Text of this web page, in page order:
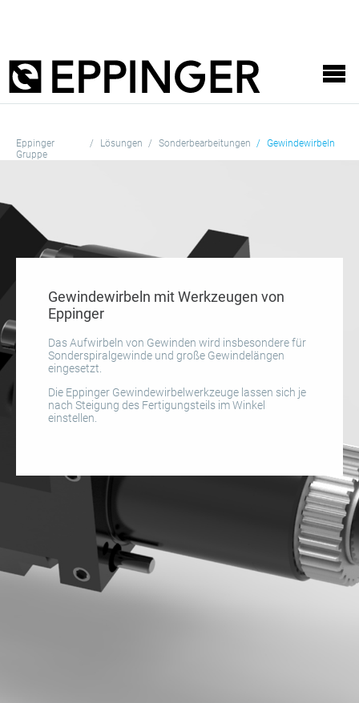
Eppinger
Gruppe
Lösungen Sonderbearbeitungen Gewindewirbeln
Gewindewirbeln mit Werkzeugen von
Eppinger
Das Aufwirbeln von Gewinden wird insbesondere für
Sonderspiralgewinde und große Gewindelängen
eingesetzt.
Die Eppinger Gewindewirbelwerkzeuge lassen sich je
nach Steigung des Fertigungsteils im Winkel
einstellen.